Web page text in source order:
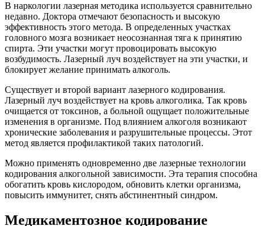
В наркологии лазерная методика используется сравнительно
недавно. Доктора отмечают безопасность и высокую
эффективность этого метода. В определенных участках
головного мозга возникает неосознанная тяга к принятию
спирта. Эти участки могут провоцировать высокую
возбудимость. Лазерный луч воздействует на эти участки, и
блокирует желание принимать алкоголь.
Существует и второй вариант лазерного кодирования.
Лазерный луч воздействует на кровь алкоголика. Так кровь
очищается от токсинов, а больной ощущает положительные
изменения в организме. Под влиянием алкоголя возникают
хронические заболевания и разрушительные процессы. Этот
метод является профилактикой таких патологий.
Можно применять одновременно две лазерные технологии
кодирования алкогольной зависимости. Эта терапия способна
обогатить кровь кислородом, обновить клетки организма,
повысить иммунитет, снять абстинентный синдром.
Медикаментозное кодирование